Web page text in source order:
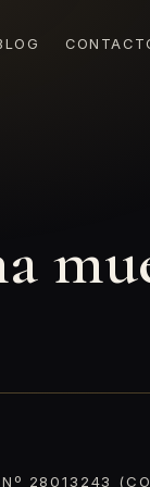
Nº 28013243